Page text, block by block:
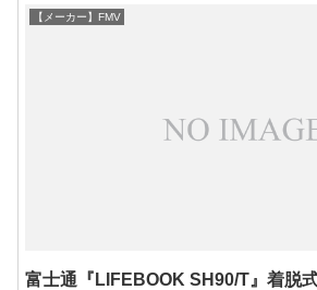
【メーカー】FMV
富士通『LIFEBOOK SH90/T』着脱